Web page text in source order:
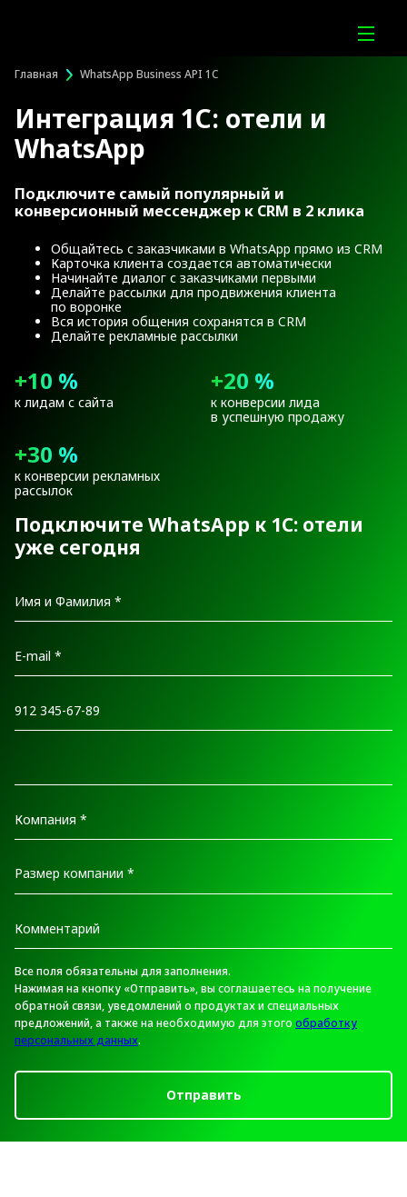
Главная WhatsApp Business API 1C
Интеграция 1С: отели и
WhatsApp
Подключите самый популярный и
конверсионный мессенджер к CRM в 2 клика
Общайтесь с заказчиками в WhatsApp прямо из CRM
Карточка клиента создается автоматически
Начинайте диалог с заказчиками первыми
Делайте рассылки для продвижения клиента
по воронке
Вся история общения сохранятся в CRM
Делайте рекламные рассылки
+10 %
к лидам с сайта
+20 %
к конверсии лида
в успешную продажу
+30 %
к конверсии рекламных
рассылок
Подключите WhatsApp к 1С: отели
уже сегодня
Все поля обязательны для заполнения.
Нажимая на кнопку «Отправить», вы соглашаетесь на получение
обратной связи, уведомлений о продуктах и специальных
предложений, а также на необходимую для этого обработку
персональных данных.
Отправить